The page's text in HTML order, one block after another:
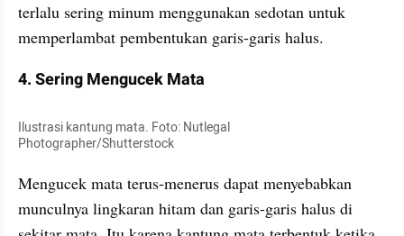
terlalu sering minum menggunakan sedotan untuk
memperlambat pembentukan garis-garis halus.
4. Sering Mengucek Mata
Ilustrasi kantung mata. Foto: Nutlegal
Photographer/Shutterstock
Mengucek mata terus-menerus dapat menyebabkan
munculnya lingkaran hitam dan garis-garis halus di